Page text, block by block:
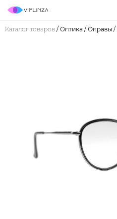
Каталог товаров / Оптика / Оправы /